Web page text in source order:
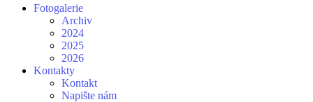
Fotogalerie
Archiv
2024
2025
2026
Kontakty
Kontakt
Napište nám